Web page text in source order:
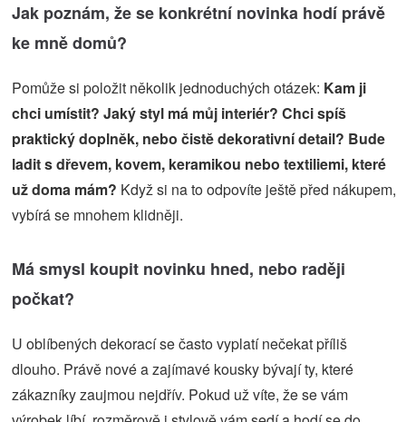
Jak poznám, že se konkrétní novinka hodí právě
ke mně domů?
Pomůže si položit několik jednoduchých otázek: Kam ji
chci umístit? Jaký styl má můj interiér? Chci spíš
praktický doplněk, nebo čistě dekorativní detail? Bude
ladit s dřevem, kovem, keramikou nebo textiliemi, které
už doma mám? Když si na to odpovíte ještě před nákupem,
vybírá se mnohem klidněji.
Má smysl koupit novinku hned, nebo raději
počkat?
U oblíbených dekorací se často vyplatí nečekat příliš
dlouho. Právě nové a zajímavé kousky bývají ty, které
zákazníky zaujmou nejdřív. Pokud už víte, že se vám